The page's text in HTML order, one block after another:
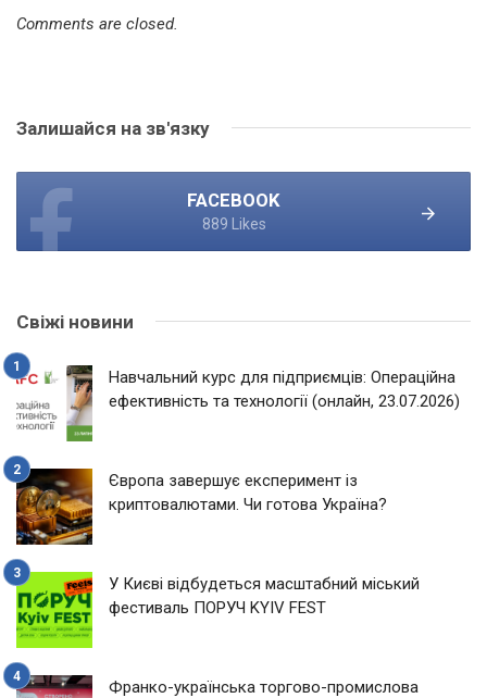
Comments are closed.
Залишайся на зв'язку
FACEBOOK
889 Likes
Свіжі новини
Навчальний курс для підприємців: Операційна
ефективність та технології (онлайн, 23.07.2026)
Європа завершує експеримент із
криптовалютами. Чи готова Україна?
У Києві відбудеться масштабний міський
фестиваль ПОРУЧ KYIV FEST
Франко-українська торгово-промислова